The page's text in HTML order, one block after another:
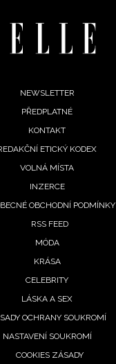
NEWSLETTER
PŘEDPLATNÉ
KONTAKT
ETICKÝ KODEX
VOLNÁ MÍSTA
INZERCE
OBCHODNÍ PODMÍNKY
RSS FEED
MÓDA
KRÁSA
CELEBRITY
LÁSKA A SEX
OCHRANY SOUKROMÍ
NASTAVENÍ SOUKROMÍ
COOKIES ZÁSADY